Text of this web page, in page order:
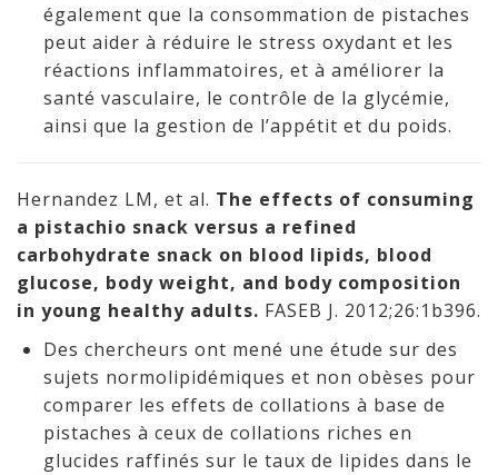
également que la consommation de pistaches
peut aider à réduire le stress oxydant et les
réactions inflammatoires, et à améliorer la
santé vasculaire, le contrôle de la glycémie,
ainsi que la gestion de l’appétit et du poids.
Hernandez LM, et al. The effects of consuming
a pistachio snack versus a refined
carbohydrate snack on blood lipids, blood
glucose, body weight, and body composition
in young healthy adults. FASEB J. 2012;26:1b396.
Des chercheurs ont mené une étude sur des
sujets normolipidémiques et non obèses pour
comparer les effets de collations à base de
pistaches à ceux de collations riches en
glucides raffinés sur le taux de lipides dans le